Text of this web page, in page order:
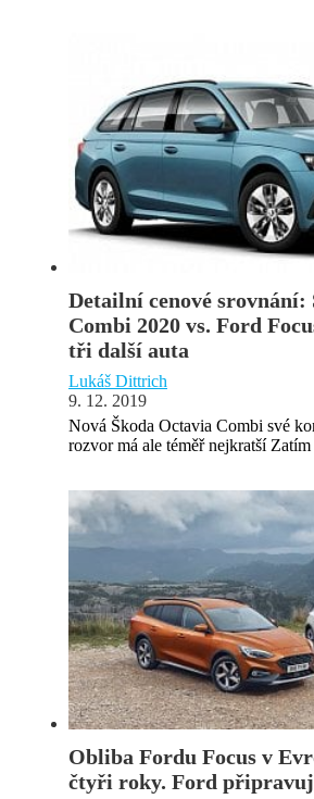
Detailní cenové srovnání:
Combi 2020 vs. Ford
tři další auta
Lukáš Dittrich
9. 12. 2019
Nová Škoda Octavia Combi své
rozvor má ale téměř nejkratší
Obliba Fordu Focus v
čtyři roky. Ford